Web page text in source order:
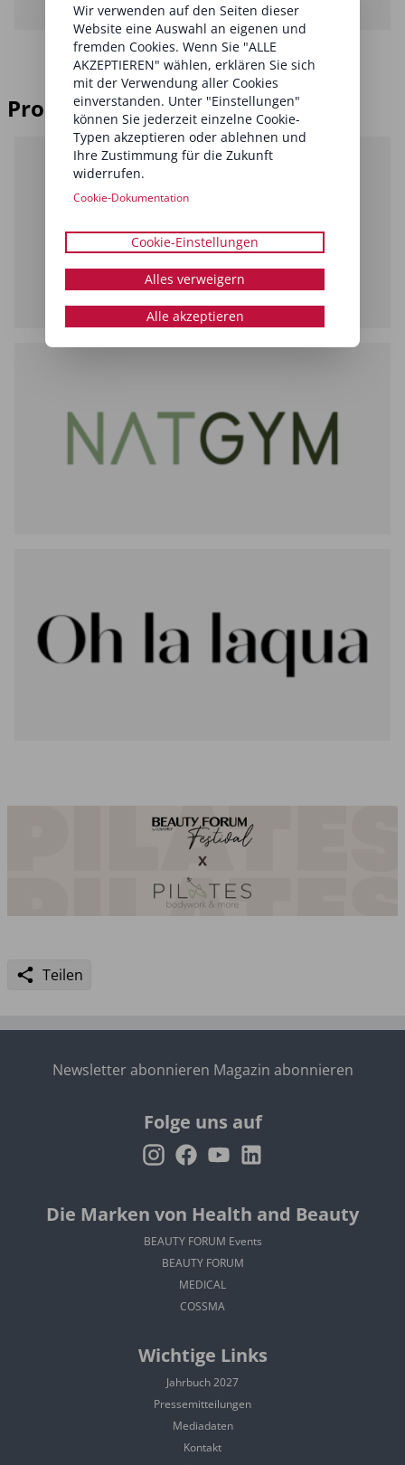
Produktsponsoring
Teilen
Newsletter abonnieren Magazin abonnieren
Folge uns auf
Die Marken von Health and Beauty
BEAUTY FORUM Events
BEAUTY FORUM
MEDICAL
COSSMA
Wichtige Links
Jahrbuch 2027
Pressemitteilungen
Mediadaten
Kontakt
Wir verwenden auf den Seiten dieser
Website eine Auswahl an eigenen und
fremden Cookies. Wenn Sie "ALLE
AKZEPTIEREN" wählen, erklären Sie sich
mit der Verwendung aller Cookies
einverstanden. Unter "Einstellungen"
können Sie jederzeit einzelne Cookie-
Typen akzeptieren oder ablehnen und
Ihre Zustimmung für die Zukunft
widerrufen.
Cookie-Dokumentation
Cookie-Einstellungen
Alles verweigern
Alle akzeptieren